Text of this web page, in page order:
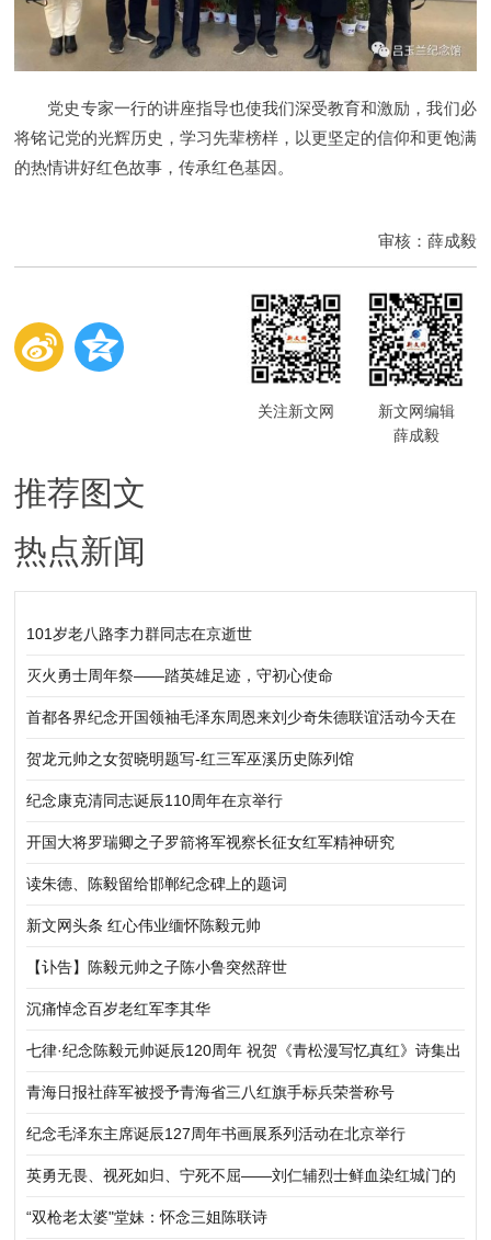
党史专家一行的讲座指导也使我们深受教育和激励，我们必
将铭记党的光辉历史，学习先辈榜样，以更坚定的信仰和更饱满
的热情讲好红色故事，传承红色基因。
审核：薛成毅
关注新文网
新文网编辑
薛成毅
推荐图文
热点新闻
101岁老八路李力群同志在京逝世
灭火勇士周年祭——踏英雄足迹，守初心使命
首都各界纪念开国领袖毛泽东周恩来刘少奇朱德联谊活动今天在
京举行
贺龙元帅之女贺晓明题写-红三军巫溪历史陈列馆
纪念康克清同志诞辰110周年在京举行
开国大将罗瑞卿之子罗箭将军视察长征女红军精神研究
读朱德、陈毅留给邯郸纪念碑上的题词
新文网头条 红心伟业缅怀陈毅元帅
【讣告】陈毅元帅之子陈小鲁突然辞世
沉痛悼念百岁老红军李其华
七律·纪念陈毅元帅诞辰120周年 祝贺《青松漫写忆真红》诗集出
版
青海日报社薛军被授予青海省三八红旗手标兵荣誉称号
纪念毛泽东主席诞辰127周年书画展系列活动在北京举行
英勇无畏、视死如归、宁死不屈——刘仁辅烈士鲜血染红城门的
红色故事
“双枪老太婆"堂妹：怀念三姐陈联诗